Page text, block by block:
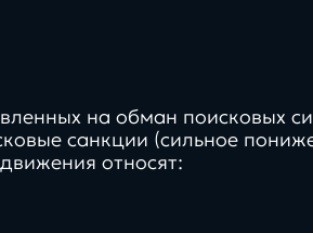
на обман поисковых
санкции (сильное
относят: